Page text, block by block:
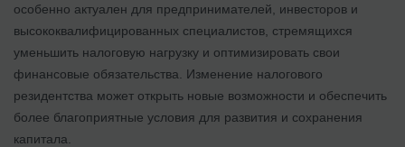
особенно актуален для предпринимателей, инвесторов и
высококвалифицированных специалистов, стремящихся
уменьшить налоговую нагрузку и оптимизировать свои
финансовые обязательства. Изменение налогового
резидентства может открыть новые возможности и обеспечить
более благоприятные условия для развития и сохранения
капитала.